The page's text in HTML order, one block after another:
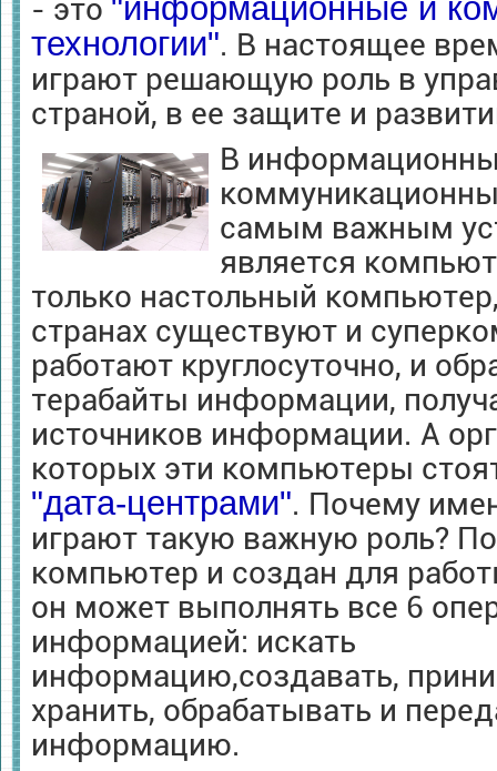
- это "информационные и
технологии". В настоящее
играют решающую роль в
страной, в ее защите и
В
самым важным
является
только настольный
странах существуют и
работают круглосуточно, и
терабайты информации,
источников информации. А
которых эти компьютеры
"дата-центрами". Почему
играют такую важную роль?
компьютер и создан для
он может выполнять все 6
информацией: искать
информацию,создавать,
хранить, обрабатывать и
информацию.